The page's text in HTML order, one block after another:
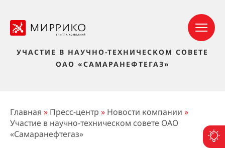
УЧАСТИЕ В НАУЧНО-ТЕХНИЧЕСКОМ СОВЕТЕ
ОАО «САМАРАНЕФТЕГАЗ»
Главная » Пресс-центр » Новости компании »
Участие в научно-техническом совете ОАО
«Самаранефтегаз»